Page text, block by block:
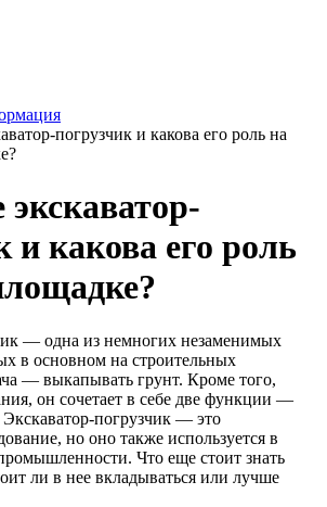
погрузчик и какова его роль на
и какова его роль
— одна из немногих незаменимых
в основном на строительных
— выкапывать грунт. Кроме того,
он сочетает в себе две функции —
Экскаватор-погрузчик — это
но оно также используется в
Что еще стоит знать
ли в нее вкладываться или лучше